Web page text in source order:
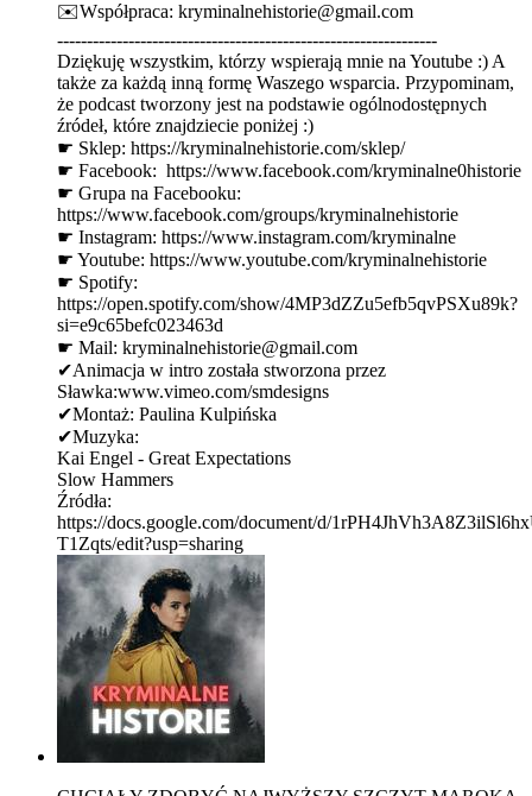
✉️Współpraca: kryminalnehistorie@gmail.com
----------------------------------------------------------------
Dziękuję wszystkim, którzy wspierają mnie na Youtube :) A
także za każdą inną formę Waszego wsparcia. Przypominam,
że podcast tworzony jest na podstawie ogólnodostępnych
źródeł, które znajdziecie poniżej :)
☛ Sklep: ⁠⁠⁠⁠⁠⁠⁠⁠⁠⁠⁠⁠⁠⁠⁠⁠⁠⁠⁠⁠⁠⁠⁠⁠⁠https://kryminalnehistorie.com/sklep/ ⁠⁠⁠⁠⁠⁠⁠⁠⁠⁠⁠⁠⁠⁠⁠⁠⁠⁠⁠⁠⁠⁠⁠
☛ Facebook: ⁠⁠ ⁠⁠⁠⁠⁠⁠⁠⁠⁠⁠⁠⁠⁠⁠⁠⁠⁠⁠⁠⁠⁠⁠⁠⁠⁠https://www.facebook.com/kryminalne0historie⁠⁠⁠⁠⁠⁠⁠⁠⁠⁠⁠⁠⁠⁠⁠⁠⁠⁠⁠⁠⁠⁠⁠
☛ Grupa na Facebooku:
⁠⁠⁠⁠⁠⁠⁠⁠⁠⁠⁠⁠⁠⁠⁠⁠⁠⁠⁠⁠⁠⁠⁠⁠⁠https://www.facebook.com/groups/kryminalnehistorie⁠⁠⁠⁠⁠⁠⁠⁠⁠⁠⁠⁠⁠⁠⁠⁠⁠⁠⁠⁠⁠⁠⁠
☛ Instagram: ⁠⁠⁠⁠⁠⁠⁠⁠⁠⁠⁠⁠⁠⁠⁠⁠⁠⁠⁠⁠⁠⁠⁠⁠⁠https://www.instagram.com/kryminalne⁠⁠⁠⁠⁠⁠⁠⁠⁠⁠⁠⁠⁠⁠⁠⁠⁠⁠⁠⁠⁠⁠⁠
☛ Youtube: ⁠⁠⁠⁠⁠⁠⁠⁠⁠⁠⁠⁠⁠⁠⁠⁠⁠⁠⁠⁠⁠⁠⁠⁠⁠https://www.youtube.com/kryminalnehistorie⁠⁠⁠⁠⁠⁠⁠⁠⁠⁠⁠⁠⁠⁠⁠⁠⁠⁠⁠⁠⁠⁠⁠⁠⁠
☛ Spotify:
⁠⁠⁠⁠⁠⁠⁠⁠⁠⁠⁠⁠⁠⁠⁠⁠⁠⁠⁠⁠⁠⁠⁠⁠⁠https://open.spotify.com/show/4MP3dZZu5efb5qvPSXu89k?
si=e9c65befc023463d ⁠⁠⁠⁠⁠⁠⁠⁠⁠⁠⁠⁠⁠⁠⁠⁠⁠⁠⁠⁠⁠⁠⁠⁠⁠
☛ Mail: ⁠⁠kryminalnehistorie@gmail.com⁠⁠
✔Animacja w intro została stworzona przez
Sławka:⁠⁠www.vimeo.com/smdesigns⁠
✔Montaż: Paulina Kulpińska
✔Muzyka:
Kai Engel - Great Expectations
Slow Hammers
Źródła:
https://docs.google.com/document/d/
T1Zqts/edit?usp=sharing